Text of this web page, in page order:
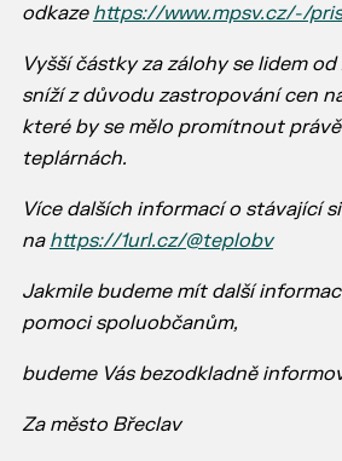
odkaze https://www.mpsv.cz/-/
Vyšší částky za zálohy se lidem
sníží z důvodu zastropování cen
které by se mělo promítnout
teplárnách.
Více dalších informací o stávající
na https://1url.cz/@teplobv
Jakmile budeme mít další
pomoci spoluobčanům,
budeme Vás bezodkladně
Za město Břeclav